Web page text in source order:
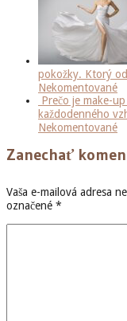
pokožky. Ktorý
Nekomentované
Prečo je make-
každodenného
Nekomentované
Zanechať
Vaša e-mailová adresa
označené *